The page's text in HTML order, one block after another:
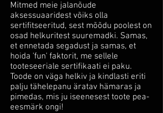
Mitmed meie jalanõude
aksessuaaridest võiks olla
sertifitseeritud, sest mõõdu poolest on
osad helkuritest suuremadki. Samas,
et ennetada segadust ja samas, et
hoida 'fun' faktorit, me sellele
tooteseeriale sertifikaati ei paku.
Toode on väga helkiv ja kindlasti eriti
palju tähelepanu äratav hämaras ja
pimedas, mis ju iseenesest toote pea-
eesmärk ongi!